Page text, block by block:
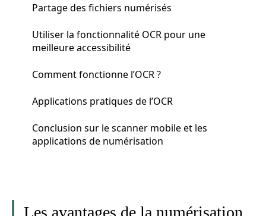
Partage des fichiers numérisés
Utiliser la fonctionnalité OCR pour une
meilleure accessibilité
Comment fonctionne l’OCR ?
Applications pratiques de l’OCR
Conclusion sur le scanner mobile et les
applications de numérisation
Les avantages de la numérisation